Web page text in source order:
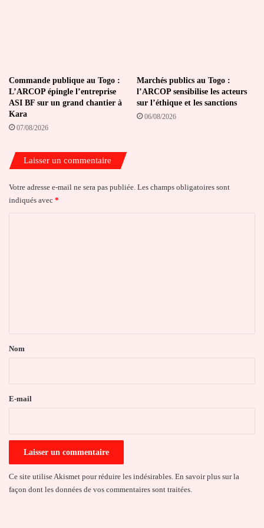
Commande publique au Togo :
L’ARCOP épingle l’entreprise
ASI BF sur un grand chantier à
Kara
07/08/2026
Marchés publics au Togo :
l’ARCOP sensibilise les acteurs
sur l’éthique et les sanctions
06/08/2026
Laisser un commentaire
Votre adresse e-mail ne sera pas publiée. Les champs obligatoires sont
indiqués avec *
a
e
Nom
E-mail
Ce site utilise Akismet pour réduire les indésirables. En savoir plus sur la
façon dont les données de vos commentaires sont traitées.